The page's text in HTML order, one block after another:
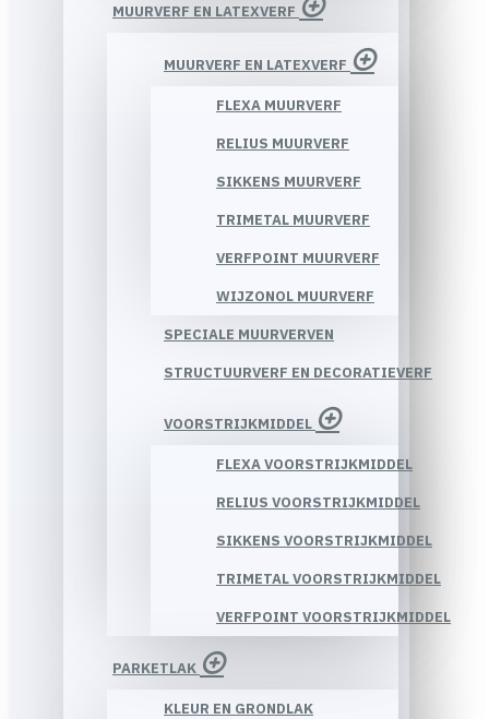
MUURVERF EN LATEXVERF
MUURVERF EN LATEXVERF
FLEXA MUURVERF
RELIUS MUURVERF
SIKKENS MUURVERF
TRIMETAL MUURVERF
VERFPOINT MUURVERF
WIJZONOL MUURVERF
SPECIALE MUURVERVEN
STRUCTUURVERF EN DECORATIEVERF
VOORSTRIJKMIDDEL
FLEXA VOORSTRIJKMIDDEL
RELIUS VOORSTRIJKMIDDEL
SIKKENS VOORSTRIJKMIDDEL
TRIMETAL VOORSTRIJKMIDDEL
VERFPOINT VOORSTRIJKMIDDEL
PARKETLAK
KLEUR EN GRONDLAK